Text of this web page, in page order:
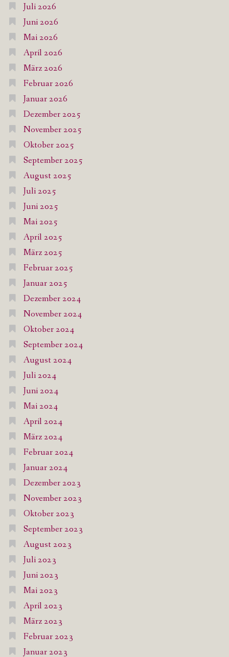
Juli 2026
Juni 2026
Mai 2026
April 2026
März 2026
Februar 2026
Januar 2026
Dezember 2025
November 2025
Oktober 2025
September 2025
August 2025
Juli 2025
Juni 2025
Mai 2025
April 2025
März 2025
Februar 2025
Januar 2025
Dezember 2024
November 2024
Oktober 2024
September 2024
August 2024
Juli 2024
Juni 2024
Mai 2024
April 2024
März 2024
Februar 2024
Januar 2024
Dezember 2023
November 2023
Oktober 2023
September 2023
August 2023
Juli 2023
Juni 2023
Mai 2023
April 2023
März 2023
Februar 2023
Januar 2023